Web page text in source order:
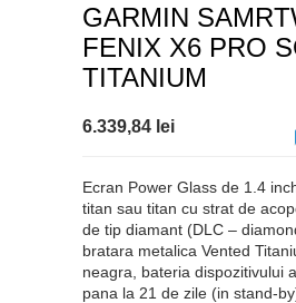
GARMIN
FENIX X6 PRO
TITANIUM
6.339,84 lei
Ecran Power Glass de 1.4
titan sau titan cu strat de
de tip diamant (DLC –
bratara metalica Vented
neagra, bateria dispozitivului
pana la 21 de zile (in stand-